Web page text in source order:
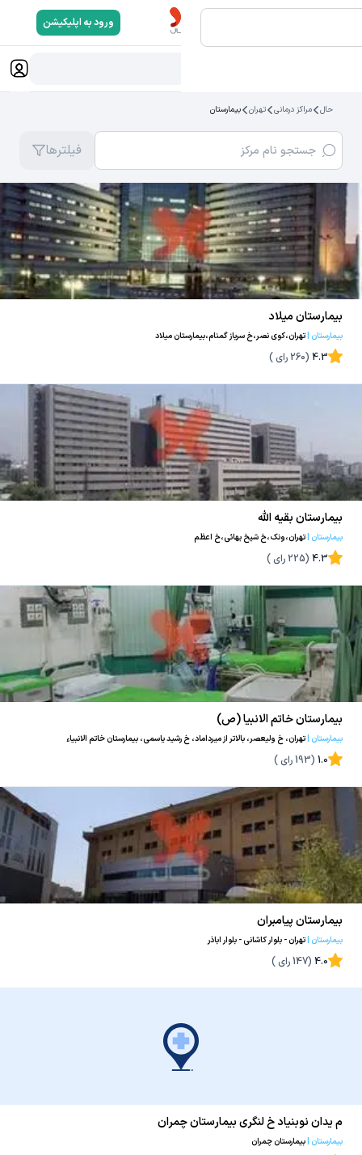
ورود به اپلیکیشن
حال مراکز درمانی تهران بیمارستان
فیلترها
بیمارستان میلاد
بیمارستان |تهران،کوی نصر،خ سرباز گمنام،بیمارستان میلاد
4.3
(
260رای )
بیمارستان بقیه الله
بیمارستان |تهران،ونک،خ شیخ بهائی،خ اعظم
4.3
(
225رای )
بیمارستان خاتم الانبیا (ص)
بیمارستان |تهران، خ ولیعصر، بالاتر از میرداماد، خ رشید یاسمی، بیمارستان خاتم الانبیاء
1.0
(
193رای )
بیمارستان پیامبران
بیمارستان |تهران - بلوار کاشانی - بلوار اباذر
4.0
(
147رای )
م یدان نوبنیاد خ لنگری بیمارستان چمران
بیمارستان |بیمارستان چمران